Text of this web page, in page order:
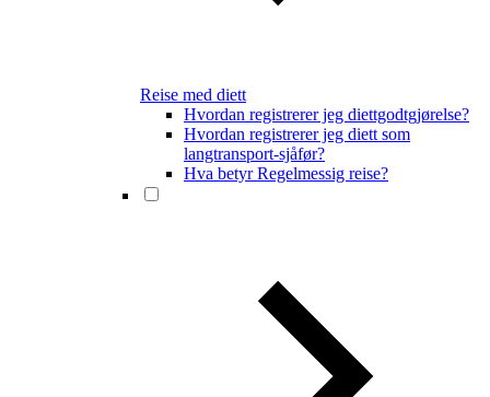
Reise med diett
Hvordan registrerer jeg diettgodtgjørelse?
Hvordan registrerer jeg diett som
langtransport-sjåfør?
Hva betyr Regelmessig reise?